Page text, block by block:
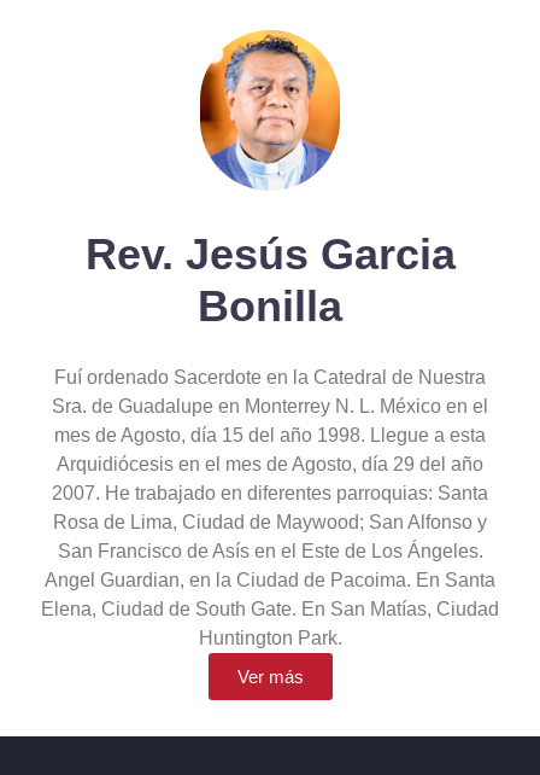
Rev. Jesús Garcia
Bonilla
Fuí ordenado Sacerdote en la Catedral de Nuestra
Sra. de Guadalupe en Monterrey N. L. México en el
mes de Agosto, día 15 del año 1998. Llegue a esta
Arquidiócesis en el mes de Agosto, día 29 del año
2007. He trabajado en diferentes parroquias: Santa
Rosa de Lima, Ciudad de Maywood; San Alfonso y
San Francisco de Asís en el Este de Los Ángeles.
Angel Guardian, en la Ciudad de Pacoima. En Santa
Elena, Ciudad de South Gate. En San Matías, Ciudad
Huntington Park.
Ver más